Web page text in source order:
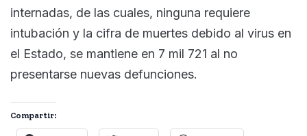
internadas, de las cuales, ninguna requiere
intubación y la cifra de muertes debido al virus en
el Estado, se mantiene en 7 mil 721 al no
presentarse nuevas defunciones.
Compartir: